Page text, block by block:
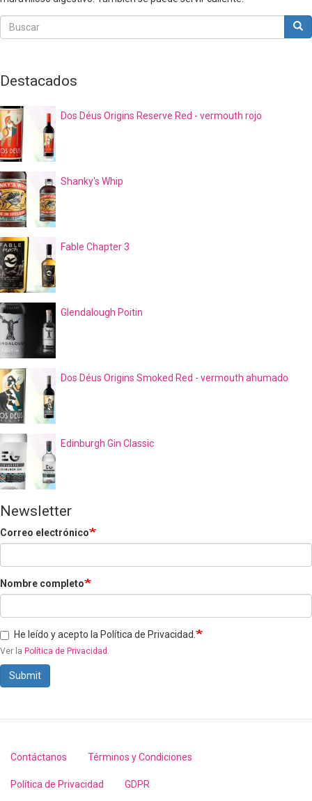
Buscar
Buscar
Destacados
Dos Déus Origins Reserve Red - vermouth rojo
Shanky's Whip
Fable Chapter 3
Glendalough Poitin
Dos Déus Origins Smoked Red - vermouth ahumado
Edinburgh Gin Classic
Newsletter
Correo electrónico
Nombre completo
He leído y acepto la Política de Privacidad.
Ver la Política de Privacidad .
Submit
Footer
menu
Contáctanos Términos y Condiciones
Política de Privacidad GDPR